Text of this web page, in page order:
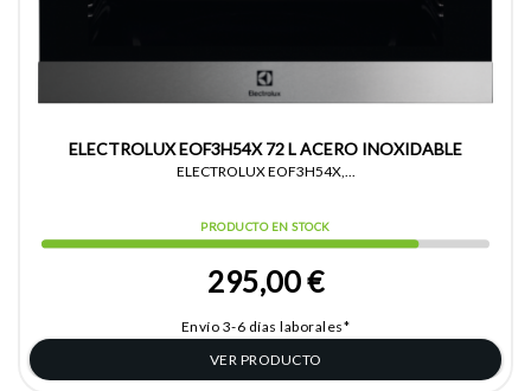
ELECTROLUX EOF3H54X 72 L ACERO INOXIDABLE
ELECTROLUX EOF3H54X,...
PRODUCTO EN STOCK
295,00 €
Envío 3-6 días laborales*
VER PRODUCTO